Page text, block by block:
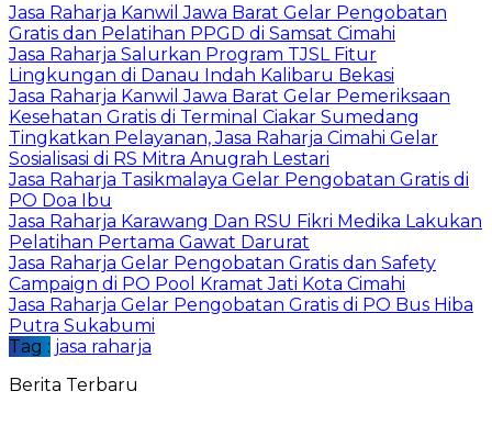
Jasa Raharja Kanwil Jawa Barat Gelar Pengobatan
Gratis dan Pelatihan PPGD di Samsat Cimahi
Jasa Raharja Salurkan Program TJSL Fitur
Lingkungan di Danau Indah Kalibaru Bekasi
Jasa Raharja Kanwil Jawa Barat Gelar Pemeriksaan
Kesehatan Gratis di Terminal Ciakar Sumedang
Tingkatkan Pelayanan, Jasa Raharja Cimahi Gelar
Sosialisasi di RS Mitra Anugrah Lestari
Jasa Raharja Tasikmalaya Gelar Pengobatan Gratis di
PO Doa Ibu
Jasa Raharja Karawang Dan RSU Fikri Medika Lakukan
Pelatihan Pertama Gawat Darurat
Jasa Raharja Gelar Pengobatan Gratis dan Safety
Campaign di PO Pool Kramat Jati Kota Cimahi
Jasa Raharja Gelar Pengobatan Gratis di PO Bus Hiba
Putra Sukabumi
Tag : jasa raharja
Berita Terbaru